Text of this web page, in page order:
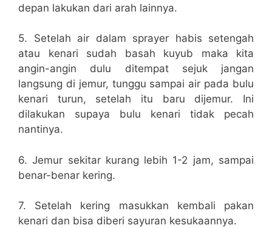
depan lakukan dari arah lainnya.
5. Setelah air dalam sprayer habis setengah
atau kenari sudah basah kuyub maka kita
angin-angin dulu ditempat sejuk jangan
langsung di jemur, tunggu sampai air pada bulu
kenari turun, setelah itu baru dijemur. Ini
dilakukan supaya bulu kenari tidak pecah
nantinya.
6. Jemur sekitar kurang lebih 1-2 jam, sampai
benar-benar kering.
7. Setelah kering masukkan kembali pakan
kenari dan bisa diberi sayuran kesukaannya.